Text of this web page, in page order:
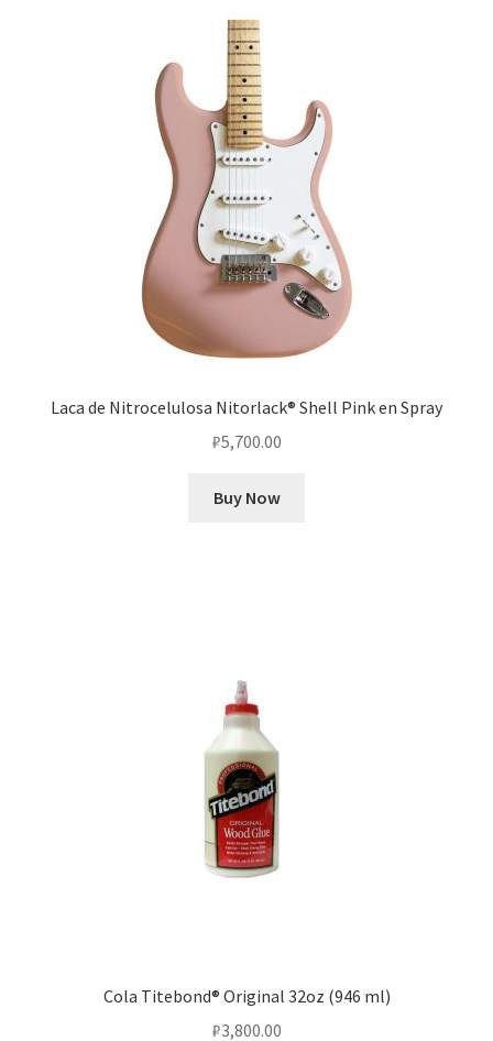
Laca de Nitrocelulosa Nitorlack® Shell Pink en Spray
₽5,700.00
Buy Now
Cola Titebond® Original 32oz (946 ml)
₽3,800.00